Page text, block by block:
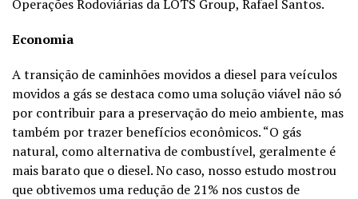
Operações Rodoviárias da LOTS Group, Rafael Santos.
Economia
A transição de caminhões movidos a diesel para veículos
movidos a gás se destaca como uma solução viável não só
por contribuir para a preservação do meio ambiente, mas
também por trazer benefícios econômicos. “O gás
natural, como alternativa de combustível, geralmente é
mais barato que o diesel. No caso, nosso estudo mostrou
que obtivemos uma redução de 21% nos custos de